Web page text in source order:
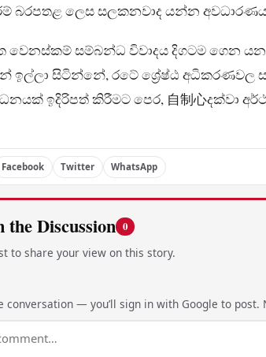
බරපතළ ලෙස සලකනවාද යන්න
වෙනස්කම් සම්බන්ධ විවාදය දිගටම ගෙන
ඉල්ලා සිටින්නේ, රටේ ශ්‍රේෂ්ඨ අධිකරණවල
ඉදිරිපත් කිරීමට පෙර, 自制心දක්වා
Facebook Twitter WhatsApp
the Discussion 0
to share your view on this story.
conversation — you’ll sign in with Google to post.